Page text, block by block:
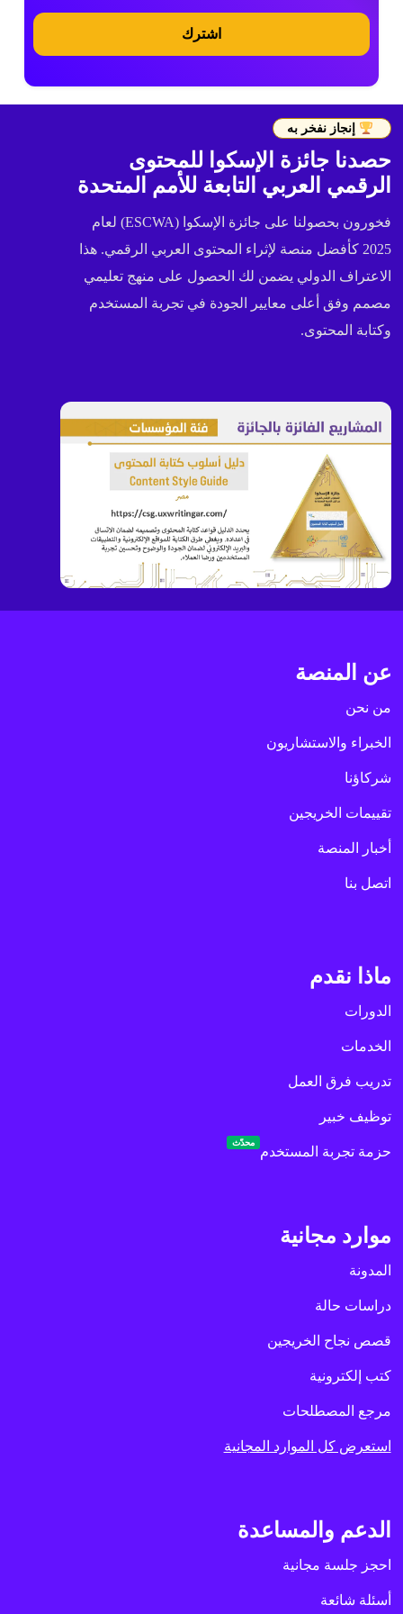
اشترك
إنجاز نفخر به
حصدنا جائزة الإسكوا للمحتوى
الرقمي العربي التابعة للأمم المتحدة
فخورون بحصولنا على جائزة الإسكوا (ESCWA) لعام
2025 كأفضل منصة لإثراء المحتوى العربي الرقمي. هذا
الاعتراف الدولي يضمن لك الحصول على منهج تعليمي
مصمم وفق أعلى معايير الجودة في تجربة المستخدم
وكتابة المحتوى.
عن المنصة
من نحن
الخبراء والاستشاريون
شركاؤنا
تقييمات الخريجين
أخبار المنصة
اتصل بنا
ماذا نقدم
الدورات
الخدمات
تدريب فرق العمل
توظيف خبير
حزمة تجربة المستخدم
محدّث
موارد مجانية
المدونة
دراسات حالة
قصص نجاح الخريجين
كتب إلكترونية
مرجع المصطلحات
استعرض كل الموارد المجانية
الدعم والمساعدة
احجز جلسة مجانية
أسئلة شائعة